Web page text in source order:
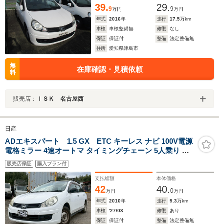
39.9万円 29.9万円
年式
2016年 走行 17.5万km
車検
車検整備無 修復
なし
保証
保証付 整備
法定整備無
住所
愛知県津島市
無
料
在庫確認・見積依頼
販売店： ＩＳＫ 名古屋西
日産
ADエキスパート 1.5 GX ETC キーレス ナビ 100V電源
電格ミラー 4速オートマ タイミングチェーン 5人乗り フ
ルフラットシート エアコン パワステ パワーウィンドウ
記録簿
販売店保証 購入プラン付
支払総額
42万円
本体価格
40.0万円
年式
2010年 走行 9.3万km
車検
'27/03 修復
あり
保証
保証付 整備
法定整備無